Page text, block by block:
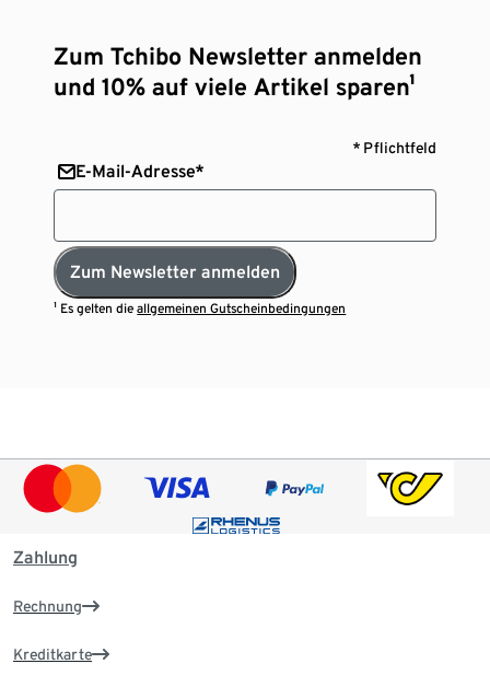
Zum Tchibo Newsletter anmelden
und 10% auf viele Artikel sparen¹
* Pflichtfeld
E-Mail-Adresse*
Zum Newsletter anmelden
¹ Es gelten dieallgemeinen Gutscheinbedingungen
Zahlung
Rechnung
Kreditkarte